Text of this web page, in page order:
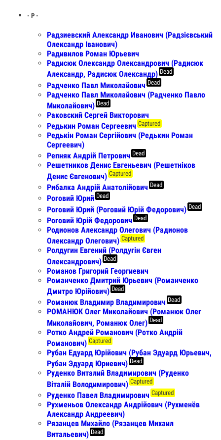
- Р -
Радзиевский Александр Иванович (Радзієвський
Олександр Іванович)
Радивилов Роман Юрьевич
Радисюк Олександр Олександрович (Радисюк
Александр, Радисюк Олександр) Dead
Радченко Павл Миколайович Dead
Радченко Павл Миколайович (Радченко Павло
Миколайович) Dead
Раковский Сергей Викторович
Редькин Роман Сергеевич Captured
Редькін Роман Сергійович (Редькин Роман
Сергеевич)
Репняк Андрій Петрович Dead
Решетников Денис Евгеньевич (Решетніков
Денис Євгенович) Captured
Рибалка Андрій Анатолійович Dead
Роговий Юрий Dead
Роговий Юрий (Роговий Юрій Федорович) Dead
Роговий Юрій Федорович Dead
Родионов Александр Олегович (Радионов
Олександр Олегович) Captured
Ролдугин Евгений (Ролдугiн Євген
Олександрович) Dead
Романов Григорий Георгиевич
Романченко Дмитрий Юрьевич (Романченко
Дмитро Юрійович) Dead
Романюк Владимир Владимирович Dead
РОМАНЮК Олег Миколайович (Романюк Олег
Миколайович, Романюк Олег) Dead
Ротко Андрей Романович (Ротко Андрій
Романович) Captured
Рубан Едуард Юрійович (Рубан Эдуард Юрьевич,
Рубан Эдуард Юриевич) Dead
Руденко Виталий Владимирович (Руденко
Віталій Володимирович) Captured
Руденко Павел Владимирович Captured
Рухменьов Олександр Андрійович (Рухменёв
Александр Андреевич)
Рязанцев Михайло (Рязанцев Михаил
Витальевич) Dead